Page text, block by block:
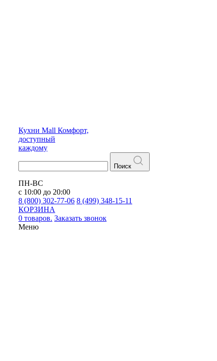
Кухни Mall Комфорт,
доступный
каждому
Поиск
ПН-ВС
с 10:00 до 20:00
8 (800) 302-77-06 8 (499) 348-15-11
КОРЗИНА
0 товаров. Заказать звонок
Меню